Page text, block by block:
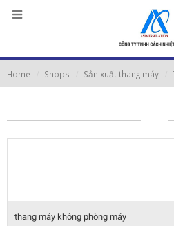
Home Shops Sản xuất thang máy
thang máy không phòng máy